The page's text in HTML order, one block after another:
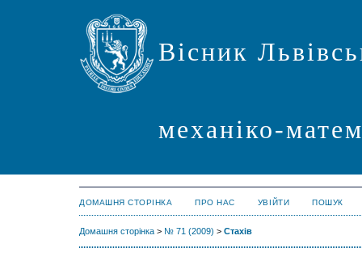
Вісник
механіко-
ДОМАШНЯ СТОРІНКА ПРО НАС УВІЙТИ ПОШУК
Домашня сторінка > № 71 (2009) > Стахів